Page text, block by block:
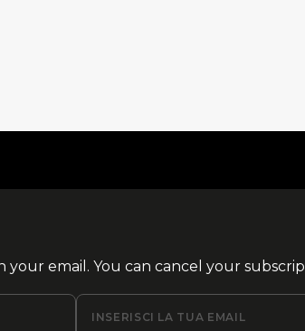
your email. You can cancel your
INSERISCI LA TUA EMAIL